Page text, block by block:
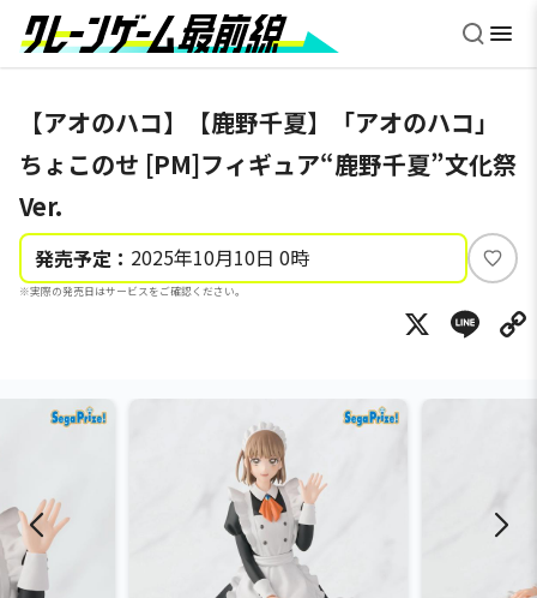
【アオのハコ】【鹿野千夏】「アオのハコ」
ちょこのせ [PM]フィギュア“鹿野千夏”文化祭
Ver.
発売予定： 2025年10月10日 0時
※実際の発売日はサービスをご確認ください。
い
ね
X